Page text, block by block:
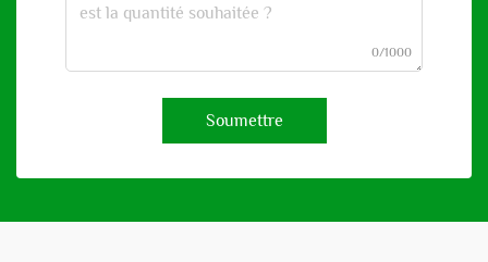
0/1000
Soumettre